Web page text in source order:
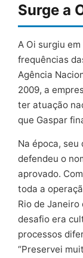
Surge a
A Oi surgiu
frequências
Agência
2009, a
ter atuação
que Gaspar
Na época,
defendeu o
aprovado.
toda a
Rio de Janeiro
desafio era
processos
“Preservei